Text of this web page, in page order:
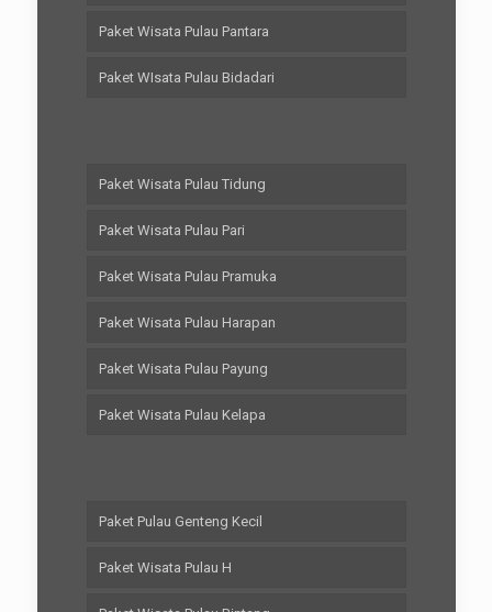
Paket Wisata Pulau Pantara
Paket WIsata Pulau Bidadari
Paket Wisata Pulau Tidung
Paket Wisata Pulau Pari
Paket Wisata Pulau Pramuka
Paket Wisata Pulau Harapan
Paket Wisata Pulau Payung
Paket Wisata Pulau Kelapa
Paket Pulau Genteng Kecil
Paket Wisata Pulau H